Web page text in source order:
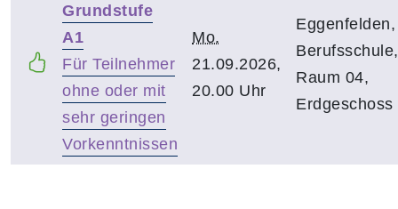
Grundstufe
A1
Für Teilnehmer
ohne oder mit
sehr geringen
Vorkenntnissen
Mo.
21.09.2026,
20.00 Uhr
Eggenfelden,
Berufsschule,
Raum 04,
Erdgeschoss